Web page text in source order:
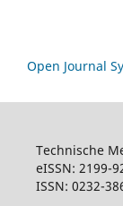
Open Journal
Technische
eISSN: 2199-